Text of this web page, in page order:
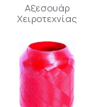
Αξεσουάρ
Χειροτεχνίας